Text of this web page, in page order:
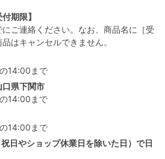
期限】
ご連絡ください。なお、商品名に［受
はキャンセルできません。
14:00まで
県下関市
14:00まで
14:00まで
日やショップ休業日を除いた日）で日